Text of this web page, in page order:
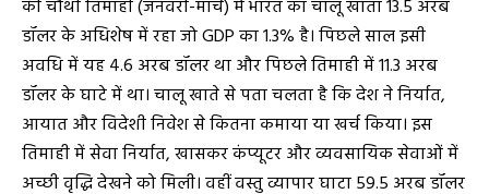
की चौथी तिमाही (जनवरी-मार्च) में भारत का चालू खाता 13.5 अरब
डॉलर के अधिशेष में रहा जो GDP का 1.3% है। पिछले साल इसी
अवधि में यह 4.6 अरब डॉलर था और पिछले तिमाही में 11.3 अरब
डॉलर के घाटे में था। चालू खाते से पता चलता है कि देश ने निर्यात,
आयात और विदेशी निवेश से कितना कमाया या खर्च किया। इस
तिमाही में सेवा निर्यात, खासकर कंप्यूटर और व्यवसायिक सेवाओं में
अच्छी वृद्धि देखने को मिली। वहीं वस्तु व्यापार घाटा 59.5 अरब डॉलर